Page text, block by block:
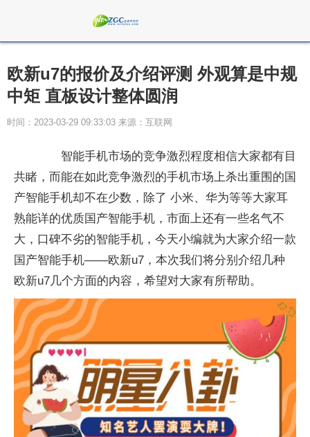
欧新u7的报价及介绍评测 外观算是中规
中矩 直板设计整体圆润
时间：2023-03-29 09:33:03 来源：互联网
智能手机市场的竞争激烈程度相信大家都有目
共睹，而能在如此竞争激烈的手机市场上杀出重围的国
产智能手机却不在少数，除了 小米、华为等等大家耳
熟能详的优质国产智能手机，市面上还有一些名气不
大，口碑不劣的智能手机，今天小编就为大家介绍一款
国产智能手机——欧新u7，本次我们将分别介绍几种
欧新u7几个方面的内容，希望对大家有所帮助。